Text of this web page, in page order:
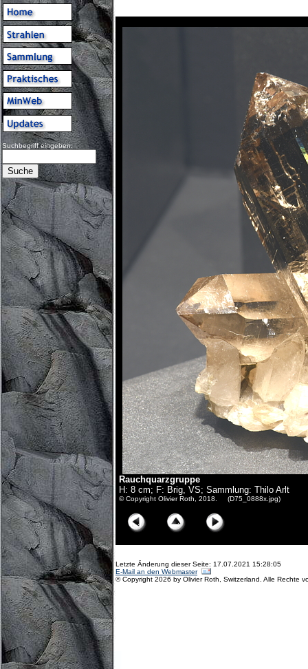
Suchbegriff eingeben:
Rauchquarzgruppe
H: 8 cm; F: Brig, VS; Sammlung: Thilo Arlt
© Copyright Olivier Roth, 2018. (D75_0888x.jpg)
Letzte Änderung dieser Seite: 17.07.2021 15:28:05
E-Mail an den Webmaster
© Copyright 2026 by Olivier Roth, Switzerland. Alle Rechte